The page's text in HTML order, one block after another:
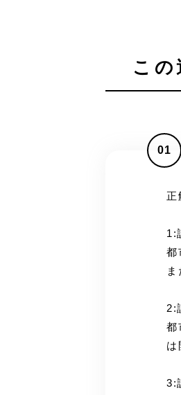
この
01
正
1:
都
2:
都
は
3: